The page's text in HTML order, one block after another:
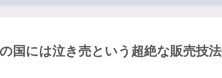
国には泣き売という超絶な販売技法